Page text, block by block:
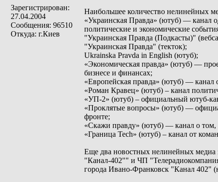
Зарегистрирован:
27.04.2004
Сообщения: 96510
Откуда: г.Киев
Наибольшее количество нелинейных
«Украинская Правда» (ютуб) — канал
политические и экономические
"Украинская Правда (Подкасты)"
"Украинская Правда" (текток);
Ukrainska Pravda in English (ютуб);
«Экономическая правда» (ютуб) —
бизнесе и финансах;
«Европейская правда» (ютуб) —
«Роман Кравец» (ютуб) – канал
«УП-2» (ютуб) – официальный ютуб-
«Проклятые вопросы» (ютуб) —
фронте;
«Скажи правду» (ютуб) — канал о том,
«Граница Tech» (ютуб) – канал от
Еще два новостных нелинейных медиа
"Канал-402"" и ЧП
города Ивано-Франковск "Канал 402"